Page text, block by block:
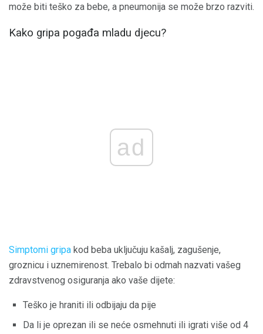
može biti teško za bebe, a pneumonija se može brzo razviti.
Kako gripa pogađa mladu djecu?
ad
Simptomi gripa kod beba uključuju kašalj, zagušenje,
groznicu i uznemirenost. Trebalo bi odmah nazvati vašeg
zdravstvenog osiguranja ako vaše dijete:
Teško je hraniti ili odbijaju da pije
Da li je oprezan ili se neće osmehnuti ili igrati više od 4